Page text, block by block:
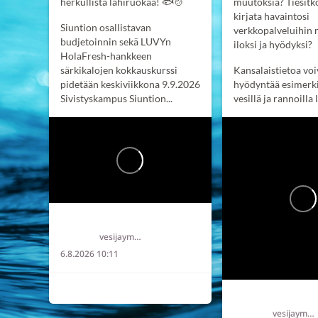
Siuntion osallistavan
budjetoinnin sekä LUVYn
HolaFresh-hankkeen
särkikalojen kokkauskurssi
pidetään keskiviikkona 9.9.2026
Sivistyskampus Siuntion...
vesijaymparisto
6.8.2026 10:11
kirjata havaintosi
verkkopalveluihin
iloksi ja hyödyksi?
Kansalaistietoa
hyödyntää
vesillä ja rannoilla
vesijaymparisto